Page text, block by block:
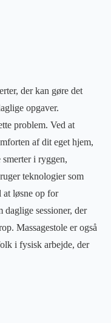
der kan gøre det
opgaver.
problem. Ved at
af dit eget hjem,
i ryggen,
teknologier som
at løsne op for
daglige sessioner, der
Massagestole er også
i fysisk arbejde, der